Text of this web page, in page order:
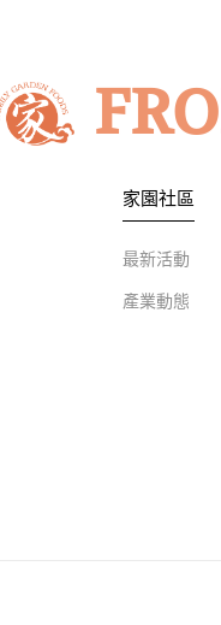
家園社區
最新活動
產業動態